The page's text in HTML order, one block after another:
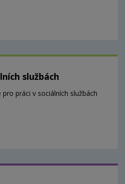
službách
pro práci v sociálních službách